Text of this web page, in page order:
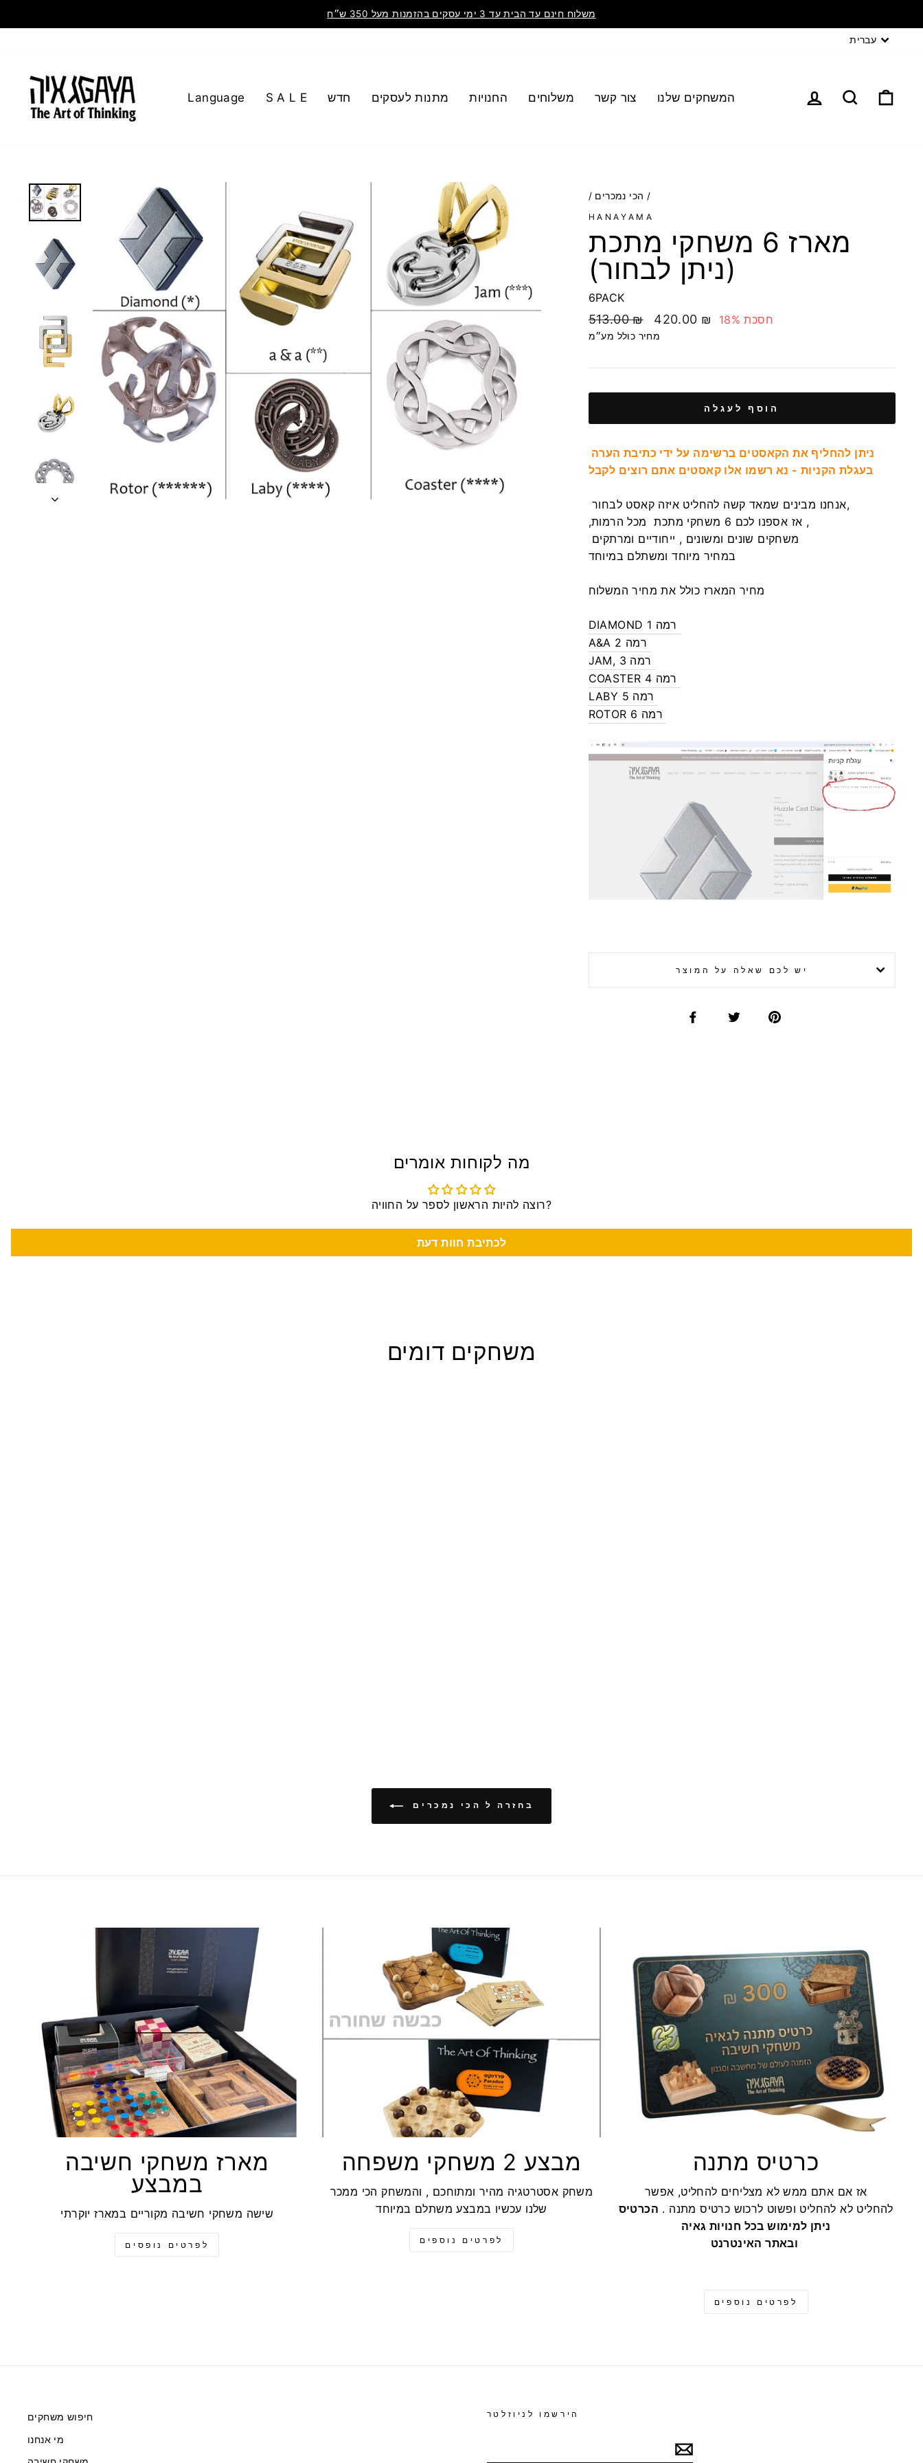
משלוח חינם עד הבית עד 3 ימי עסקים בהזמנות מעל 350 ש״ח
עברית
Language S A L E חדש מתנות לעסקים החנויות משלוחים צור קשר המשחקים שלנו
/ הכי נמכרים /
HANAYAMA
מארז 6 משחקי מתכת
(ניתן לבחור)
6PACK
מחיר
רגיל
513.00 ₪
מחיר
בהנחה
420.00 ₪ חסכת 18%
מחיר כולל מע״מ
הוסף לעגלה
ניתן להחליף את הקאסטים ברשימה על ידי כתיבת הערה
בעגלת הקניות - נא רשמו אלו קאסטים אתם רוצים לקבל
אנחנו מבינים שמאד קשה להחליט איזה קאסט לבחור,
,אז אספנו לכם 6 משחקי מתכת מכל הרמות ,
יש לכם שאלה על המוצר
מה לקוחות אומרים
רוצה להיות הראשון לספר על החוויה?
לכתיבת חוות דעת
משחקים דומים
בחזרה ל הכי נמכרים
מארז משחקי חשיבה
במבצע
שישה משחקי חשיבה מקוריים במארז יוקרתי
לפרטים נופסים
מבצע 2 משחקי משפחה
משחק אסטרטגיה מהיר ומתוחכם , והמשחק הכי ממכר
שלנו עכשיו במבצע משתלם במיוחד
לפרטים נוספים
כרטיס מתנה
אז אם אתם ממש לא מצליחים להחליט, אפשר
להחליט לא להחליט ופשוט לרכוש כרטיס מתנה . הכרטיס
ניתן למימוש בכל חנויות גאיה
לפרטים נוספים
חיפוש משחקים
מי אנחנו
הירשמו לניוזלטר